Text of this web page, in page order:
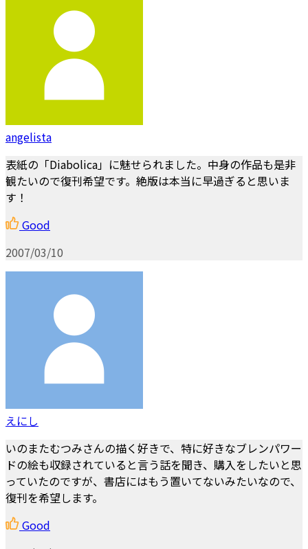
angelista
表紙の「Diabolica」に魅せられました。中身の作品も是非
観たいので復刊希望です。絶版は本当に早過ぎると思いま
す！
Good
2007/03/10
えにし
いのまたむつみさんの描く好きで、特に好きなブレンパワー
ドの絵も収録されていると言う話を聞き、購入をしたいと思
っていたのですが、書店にはもう置いてないみたいなので、
復刊を希望します。
Good